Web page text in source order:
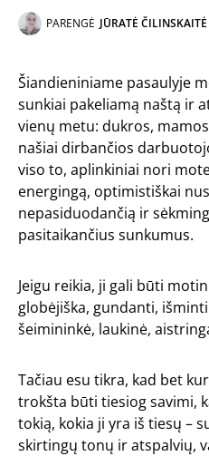
PARENGĖ JŪRATĖ ČILINSKAITĖ
Šiandieniniame pasaulyje
sunkiai pakeliamą naštą ir
vienų metu: dukros,
našiai dirbančios
viso to, aplinkiniai nori
energingą, optimistiškai
nepasiduodančią ir
pasitaikančius sunkumus.
Jeigu reikia, ji gali būti
globėjiška, gundanti,
šeimininkė, laukinė,
Tačiau esu tikra, kad bet
trokšta būti tiesiog savimi,
tokią, kokia ji yra iš tiesų –
skirtingų tonų ir atspalvių,